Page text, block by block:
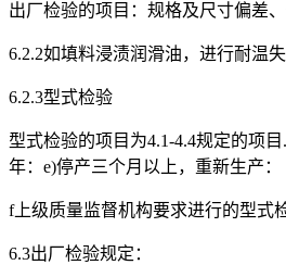
出厂检验的项目：规格及尺寸偏差
6.2.2如填料浸渍润滑油，进行耐温
6.2.3型式检验
型式检验的项目为4.1-4.4规定的项
年：e)停产三个月以上，重新生产：
f上级质量监督机构要求进行的型式
6.3出厂检验规定：